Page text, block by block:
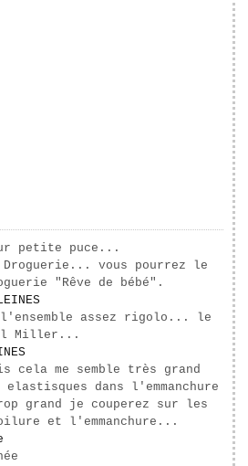
petite puce...
Droguerie... vous pourrez le
"Rêve de bébé".
assez rigolo... le
Miller...
me semble très grand
dans l'emmanchure
grand je couperez sur les
et l'emmanchure...